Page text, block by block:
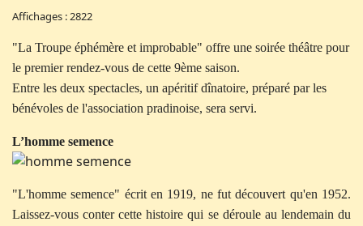
Affichages : 2822
"La Troupe éphémère et improbable" offre une soirée théâtre pour
le premier rendez-vous de cette 9ème saison.
Entre les deux spectacles, un apéritif dînatoire, préparé par les
bénévoles de l'association pradinoise, sera servi.
L’homme semence
"L'homme semence" écrit en 1919, ne fut découvert qu'en 1952.
Laissez-vous conter cette histoire qui se déroule au lendemain du